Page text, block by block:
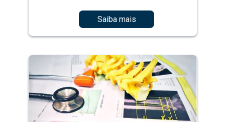
Saiba mais